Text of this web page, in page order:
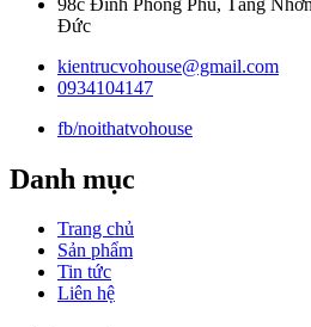
Đức
kientrucvohouse@gmail.com
0934104147
fb/noithatvohouse
Danh mục
Trang chủ
Sản phẩm
Tin tức
Liên hệ